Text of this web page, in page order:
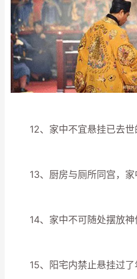
12、家中不宜悬挂已去世
13、厨房与厕所同宫，家
14、家中不可随处摆放神
15、阳宅内禁止悬挂过了